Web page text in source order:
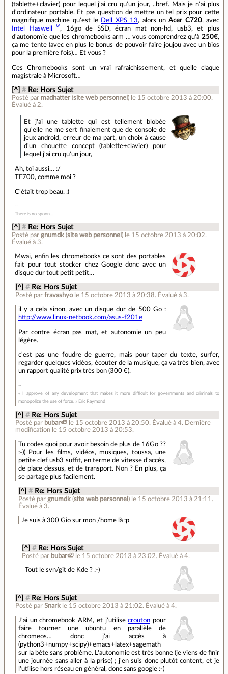
(tablette+clavier) pour lequel j'ai cru qu'un jour, ..bref. Mais je n'ai plus
d'ordinateur portable. Et pas question de mettre un tel prix pour cette
magnifique machine qu'est le Dell XPS 13, alors unAcer C720, avec
Intel Haswell
, 16go de SSD, écran mat non-hd, usb3, et plus
d'autonomie que les chromebooks arm … vous comprendrez qu'à 250€,
ça me tente (avec en plus le bonus de pouvoir faire joujou avec un bios
pour la première fois)… Et vous ?
Ces Chromebooks sont un vrai rafraichissement, et quelle claque
magistrale à Microsoft…
[^] # Re: Hors Sujet
Posté par madhatter (site web personnel ) le 15 octobre 2013 à 20:00.
Évalué à 2.
Et j'ai une tablette qui est tellement blobée
qu'elle ne me sert finalement que de console de
jeux android, erreur de ma part, un choix à cause
d'un chouette concept (tablette+clavier) pour
lequel j'ai cru qu'un jour,
Ah, toi aussi… :/
TF700, comme moi ?
C'était trop beau. :(
There is no spoon...
[^] # Re: Hors Sujet
Posté pargnumdk (site web personnel ) le 15 octobre 2013 à 20:02.
Évalué à 3.
Mwai, enfin les chromebooks ce sont des portables
fait pour tout stocker chez Google donc avec un
disque dur tout petit petit…
[^] # Re: Hors Sujet
Posté par fravashyo le 15 octobre 2013 à 20:38. Évalué à 3.
il y a cela sinon, avec un disque dur de 500 Go :
http://www.linux-netbook.com/asus-f201e
Par contre écran pas mat, et autonomie un peu
légère.
c'est pas une foudre de guerre, mais pour taper du texte, surfer,
regarder quelques vidéos, écouter de la musique, ça va très bien, avec
un rapport qualité prix très bon (300 €).
« I approve of any development that makes it more difficult for governments and criminals to
monopolize the use of force. » Eric Raymond
[^] # Re: Hors Sujet
Posté par bubar🦥 le 15 octobre 2013 à 20:50. Évalué à 4. Dernière
modification le 15 octobre 2013 à 20:53.
Tu codes quoi pour avoir besoin de plus de 16Go ??
:-)) Pour les films, vidéos, musiques, toussa, une
petite clef usb3 suffit, en terme de vitesse d'accès,
de place dessus, et de transport. Non ? En plus, ça
se partage plus facilement.
[^] # Re: Hors Sujet
Posté pargnumdk (site web personnel ) le 15 octobre 2013 à 21:11 .
Évalué à 3.
Je suis à 300 Gio sur mon /home là :p
[^] # Re: Hors Sujet
Posté par bubar🦥 le 15 octobre 2013 à 23:02. Évalué à 4.
Tout le svn/git de Kde ? :-)
[^] # Re: Hors Sujet
Posté par Snark le 15 octobre 2013 à 21:02.Évalué à 4.
J'ai un chromebook ARM, et j'utilisecrouton pour
faire tourner une ubuntu en parallèle de
chromeos… donc j'ai accès à
(python3+numpy+scipy)+emacs+latex+sagemath
sur la bête sans problème. L'autonomie est très bonne (je viens de finir
une journée sans aller à la prise) ; j'en suis donc plutôt content, et je
l'utilise hors réseau en général, donc sans google :-)